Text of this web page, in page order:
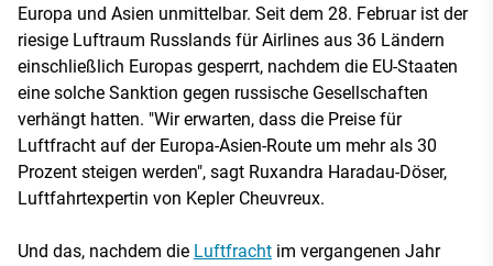
Europa und Asien unmittelbar. Seit dem 28. Februar ist der
riesige Luftraum Russlands für Airlines aus 36 Ländern
einschließlich Europas gesperrt, nachdem die EU-Staaten
eine solche Sanktion gegen russische Gesellschaften
verhängt hatten. "Wir erwarten, dass die Preise für
Luftfracht auf der Europa-Asien-Route um mehr als 30
Prozent steigen werden", sagt Ruxandra Haradau-Döser,
Luftfahrtexpertin von Kepler Cheuvreux.
Und das, nachdem die Luftfracht im vergangenen Jahr